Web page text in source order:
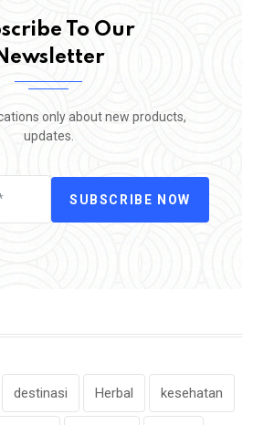
To Our
only about new products,
updates.
SUBSCRIBE NOW
destinasi Herbal kesehatan